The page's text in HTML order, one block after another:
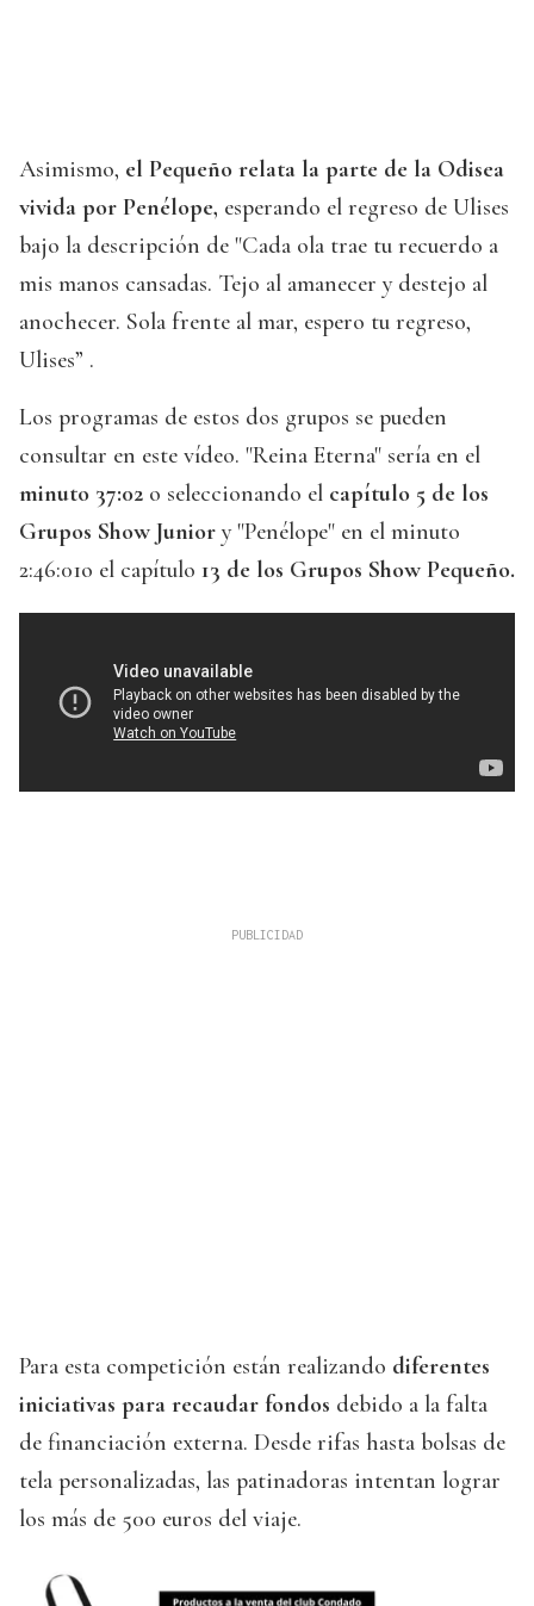
Asimismo, el Pequeño relata la parte de la Odisea
vivida por Penélope, esperando el regreso de Ulises
bajo la descripción de "Cada ola trae tu recuerdo a
mis manos cansadas. Tejo al amanecer y destejo al
anochecer. Sola frente al mar, espero tu regreso,
Ulises” .
Los programas de estos dos grupos se pueden
consultar en este vídeo. "Reina Eterna" sería en el
minuto 37:02 o seleccionando el capítulo 5 de los
Grupos Show Junior y "Penélope" en el minuto
2:46:01o el capítulo 13 de los Grupos Show Pequeño.
Para esta competición están realizando diferentes
iniciativas para recaudar fondos debido a la falta
de financiación externa. Desde rifas hasta bolsas de
tela personalizadas, las patinadoras intentan lograr
los más de 500 euros del viaje.